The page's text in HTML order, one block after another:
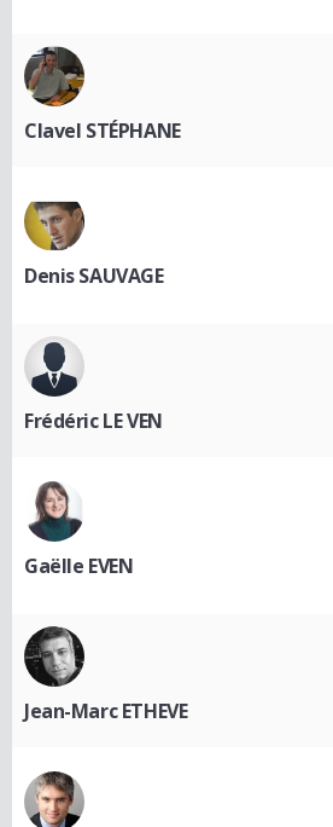
Clavel STÉPHANE
Denis SAUVAGE
Frédéric LE VEN
Gaëlle EVEN
Jean-Marc ETHEVE